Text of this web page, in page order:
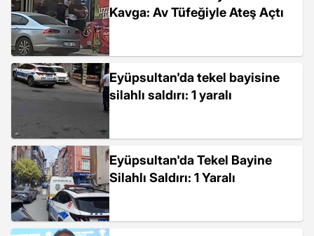
Kavga: Av Tüfeğiyle Ateş Açtı
Eyüpsultan'da tekel bayisine
silahlı saldırı: 1 yaralı
Eyüpsultan'da Tekel Bayine
Silahlı Saldırı: 1 Yaralı